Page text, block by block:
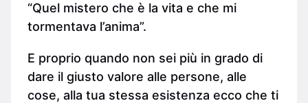
“Quel mistero che è la vita e che mi
tormentava l’anima”.
E proprio quando non sei più in grado di
dare il giusto valore alle persone, alle
cose, alla tua stessa esistenza ecco che ti